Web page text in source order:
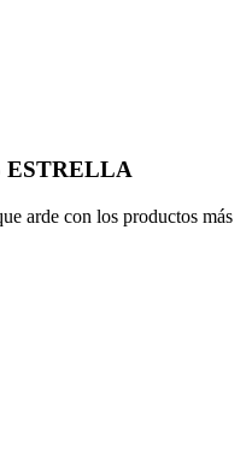
ESTRELLA
arde con los productos más